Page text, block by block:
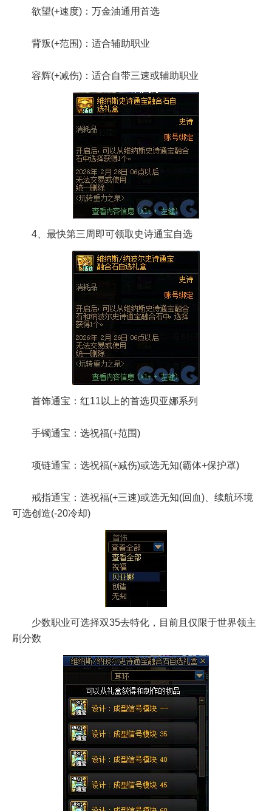
欲望(+速度)：万金油通用首选
背叛(+范围)：适合辅助职业
容辉(+减伤)：适合自带三速或辅助职业
4、最快第三周即可领取史诗通宝自选
首饰通宝：红11以上的首选贝亚娜系列
手镯通宝：选祝福(+范围)
项链通宝：选祝福(+减伤)或选无知(霸体+保护罩)
戒指通宝：选祝福(+三速)或选无知(回血)、续航环境
可选创造(-20冷却)
少数职业可选择双35去特化，目前且仅限于世界领主
刷分数